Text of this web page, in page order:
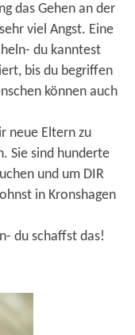
das Gehen an der
viel Angst. Eine
du kanntest
bis du begriffen
können auch
neue Eltern zu
Sie sind hunderte
und um DIR
in Kronshagen
du schaffst das!